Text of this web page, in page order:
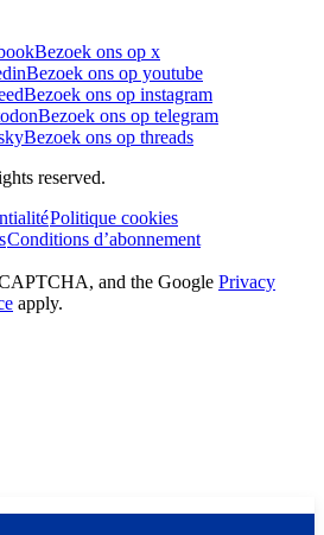
Bezoek ons op x
Bezoek ons op youtube
Bezoek ons op instagram
Bezoek ons op telegram
Bezoek ons op threads
reserved.
Politique cookies
Conditions d’abonnement
and the Google Privacy
apply.